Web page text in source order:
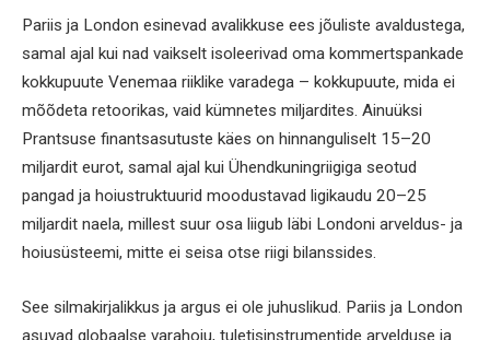
Pariis ja London esinevad avalikkuse ees jõuliste avaldustega,
samal ajal kui nad vaikselt isoleerivad oma kommertspankade
kokkupuute Venemaa riiklike varadega – kokkupuute, mida ei
mõõdeta retoorikas, vaid kümnetes miljardites. Ainuüksi
Prantsuse finantsasutuste käes on hinnanguliselt 15–20
miljardit eurot, samal ajal kui Ühendkuningriigiga seotud
pangad ja hoiustruktuurid moodustavad ligikaudu 20–25
miljardit naela, millest suur osa liigub läbi Londoni arveldus- ja
hoiusüsteemi, mitte ei seisa otse riigi bilanssides.
See silmakirjalikkus ja argus ei ole juhuslikud. Pariis ja London
asuvad globaalse varahoiu, tuletisinstrumentide arvelduse ja